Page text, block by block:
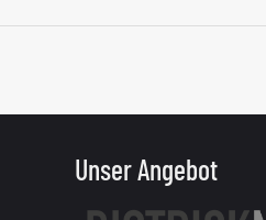
Unser Angebot